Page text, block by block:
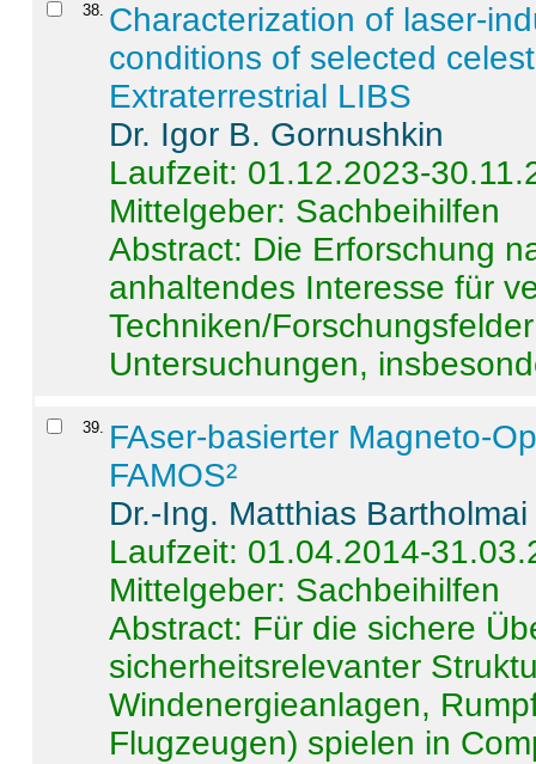
38. Characterization of laser-
conditions of selected
Extraterrestrial LIBS
Dr. Igor B. Gornushkin
Laufzeit: 01.12.2023-
Mittelgeber: Sachbeihilfen
Abstract: Die Erforschung
anhaltendes Interesse für
Techniken/
Untersuchungen,
39. FAser-basierter Magneto-
FAMOS²
Dr.-Ing. Matthias Bartholmai
Laufzeit: 01.04.2014-
Mittelgeber: Sachbeihilfen
Abstract: Für die sichere
sicherheitsrelevanter
Windenergieanlagen,
Flugzeugen) spielen in